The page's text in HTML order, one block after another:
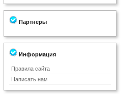
Партнеры
Информация
Правила сайта
Написать нам